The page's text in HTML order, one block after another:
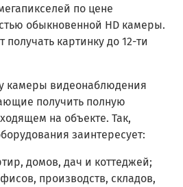
по цене
обыкновенной HD камеры.
картинку до 12-ти
камеры видеонаблюдения
получить полную
на объекте. Так,
заинтересует:
домов, дач и коттеджей;
производств, складов,